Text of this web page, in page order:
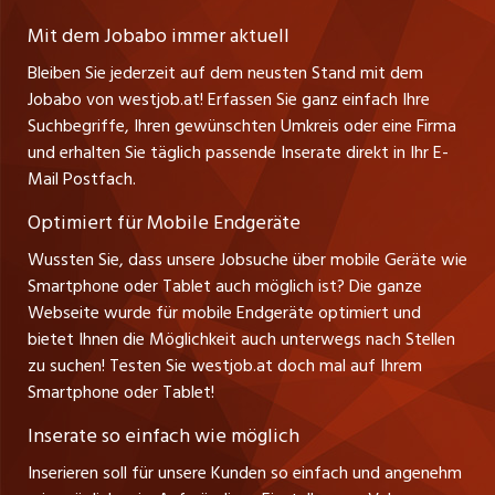
Führungspositionen
Management / Kader-Jobs
jobmittelland.ch
jobbern.ch
jobbasel.ch
zentraljob.ch
myjob.ch
schaffu.ch (VS)
ajourjob.ch
russmedia.com
vol.at
A-6858 Schwarzach
Stefan Spötl
Tel. +43 664 39 47 47 7
Leiter westjob.at
Andrea Graf
Tel. +43 664 20 30 02 1
Verkauf und Beratung
Mit dem Jobabo immer aktuell
Bleiben Sie jederzeit auf dem neusten Stand mit dem
Jobabo von westjob.at! Erfassen Sie ganz einfach Ihre
Suchbegriffe, Ihren gewünschten Umkreis oder eine Firma
und erhalten Sie täglich passende Inserate direkt in Ihr E-
Mail Postfach.
Optimiert für Mobile Endgeräte
Wussten Sie, dass unsere Jobsuche über mobile Geräte wie
Smartphone oder Tablet auch möglich ist? Die ganze
Webseite wurde für mobile Endgeräte optimiert und
bietet Ihnen die Möglichkeit auch unterwegs nach Stellen
zu suchen! Testen Sie westjob.at doch mal auf Ihrem
Smartphone oder Tablet!
Inserate so einfach wie möglich
Inserieren soll für unsere Kunden so einfach und angenehm